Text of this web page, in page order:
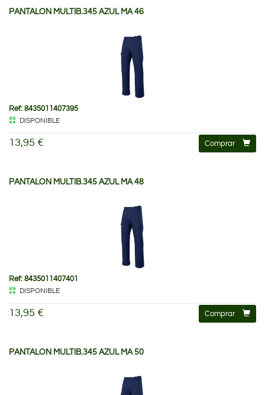
PANTALON MULTIB.345 AZUL MA 46
Ref: 8435011407395
DISPONIBLE
13,95 € Comprar
PANTALON MULTIB.345 AZUL MA 48
Ref: 8435011407401
DISPONIBLE
13,95 € Comprar
PANTALON MULTIB.345 AZUL MA 50